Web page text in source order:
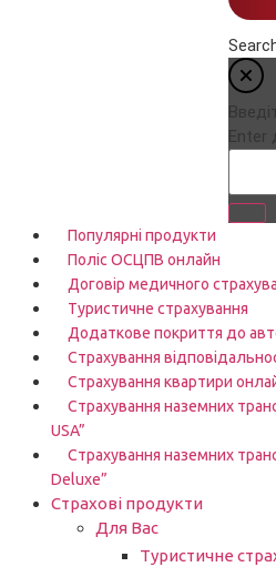
Enter
Популярні продукти
Поліс ОСЦПВ онлайн
Договір медичного
Туристичне страхування
Додаткове покриття до
Страхування
Страхування квартири
Страхування наземних
USA”
Страхування наземних
Deluxe”
Страхові продукти
Для Вас
Туристичне